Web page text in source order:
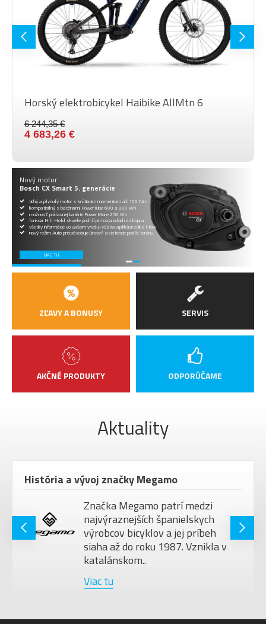
ZLOŽENIE
150º
SEDLO
Fizik Aidon 145 X5
SEDLOVKA
Megamo Ø 31,6mm telescopic
seat post
MAX.
HMOTNOSŤ
JAZDCA
KOLIES
29"
Horský elektrobicykel Megamo FLAME CRB 00
12 986,26 €
Nový motor
Bosch CX Smart 5. generácie
tichý a plynulý motor s krútiacim momentom až 100 Nm
kompatibilný s batériami PowerTube 600 a 800 Wh
možnosť prídavnej batérie PowerMore 250 Wh
funkcia Hill Hold skvele podrží pri rozjazdoch do kopca
všetky informácie vo vašom vrecku vďaka aplikácii eBike Flow
nový režim Auto prispôsobuje úroveň asistencie podľa terénu
VIAC TU
ZĽAVY A BONUSY
AKČNÉ PRODUKTY
SERVIS
ODPORÚČAME
Aktuality
Premenovanie Haibike Morava na DDBIKE
Vážení zákazníci, dovoľte, aby
Vám na úvod popriali všetko
do nového roku 2026.
Vám za Vašu dlhodobú dôveru,
Viac tu